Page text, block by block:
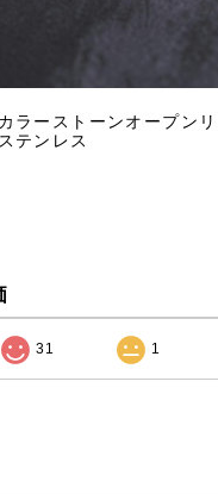
ラーストーンオープン
テンレス
31 1